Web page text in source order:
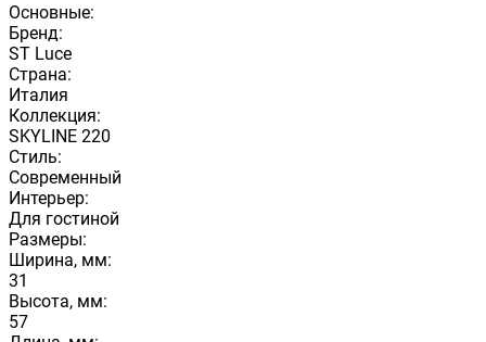
Основные:
Бренд:
ST Luce
Страна:
Италия
Коллекция:
SKYLINE 220
Стиль:
Современный
Интерьер:
Для гостиной
Размеры:
Ширина, мм:
31
Высота, мм:
57